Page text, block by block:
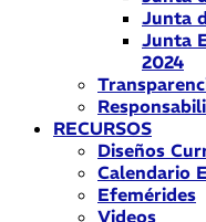
Junta
Junta
2024
RECURSOS
Diseños
Calendario
Efemérides
Videos